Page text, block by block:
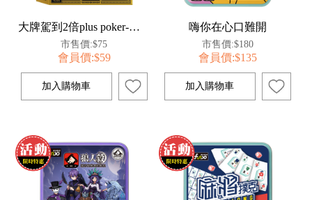
大牌駕到2倍plus poker-黃金典藏版
市售價:$75
會員價:$59
嗨你在心口難開
市售價:$180
會員價:$135